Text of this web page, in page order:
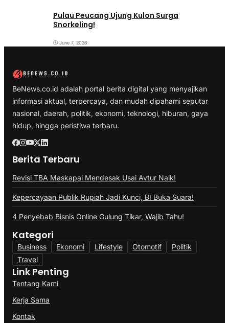
Pulau Peucang Ujung Kulon Surga
Snorkeling!
June 7, 2026
BeNews.co.id adalah portal berita digital yang menyajikan
informasi aktual, terpercaya, dan mudah dipahami seputar
nasional, daerah, politik, ekonomi, teknologi, hiburan, gaya
hidup, hingga peristiwa terbaru.
Berita Terbaru
Revisi TBA Maskapai Mendesak Usai Avtur Naik!
Kepercayaan Publik Rupiah Jadi Kunci, BI Buka Suara!
4 Penyebab Bisnis Online Gulung Tikar, Wajib Tahu!
Kategori
Business Ekonomi Lifestyle Otomotif
Politik
Travel
Link Penting
Tentang Kami
Kerja Sama
Kontak